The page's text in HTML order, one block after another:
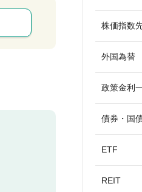
株価指数
外国為替
政策金利
債券・国
ETF
REIT